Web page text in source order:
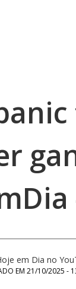
em Dia no
EM 21/10/2025 -